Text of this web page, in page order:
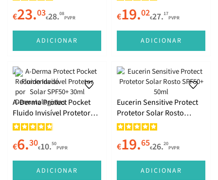
€23.03€28.08
PVPR
ADICIONAR
€19.02€27.17
PVPR
ADICIONAR
A-Derma Protect Pocket
Fluido Invisível Protetor
Solar SPF50+ 30ml
€6.30€10.50
PVPR
ADICIONAR
Eucerin Sensitive Protect
Protetor Solar Rosto
SPF50+ 50ml
€19.65€26.20
PVPR
ADICIONAR